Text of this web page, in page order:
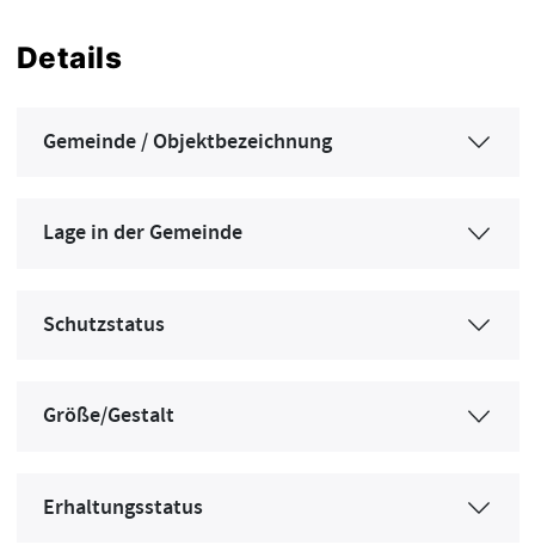
Details
Gemeinde / Objektbezeichnung
Lage in der Gemeinde
Schutzstatus
Größe/Gestalt
Erhaltungsstatus